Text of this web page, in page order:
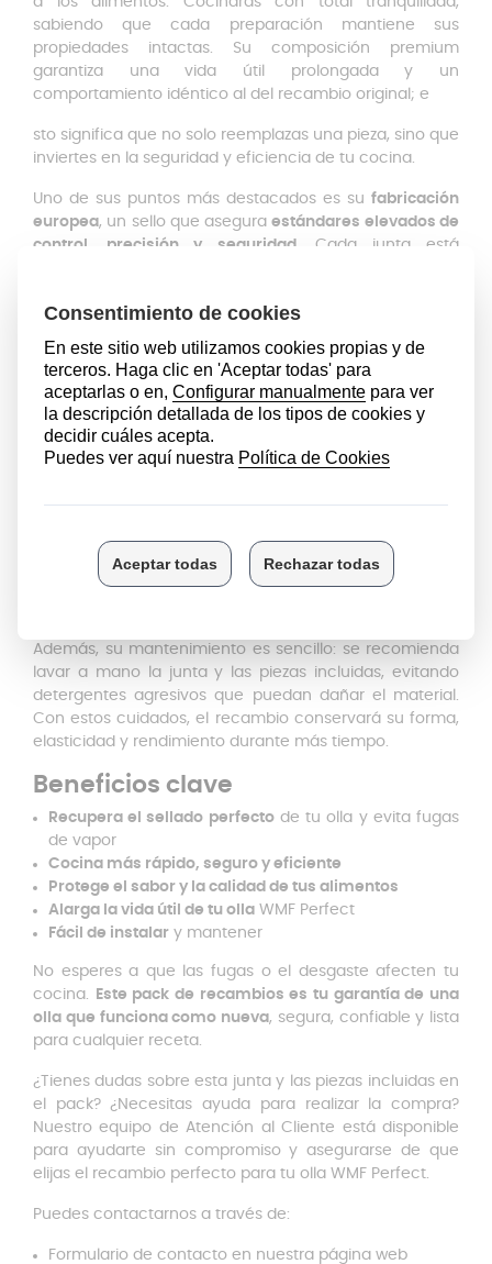
sabiendo que cada preparación mantiene sus
propiedades intactas. Su composición premium
garantiza una vida útil prolongada y un
comportamiento idéntico al del recambio original; e
sto significa que no solo reemplazas una pieza, sino que
inviertes en la seguridad y eficiencia de tu cocina.
Uno de sus puntos más destacados es su fabricación
europea, un sello que aseguraestándares elevados de
control, precisión y seguridad. Cada junta está
máximo rendimiento incluso con un uso diario
buscas una opción robusta, fiable y que alargue la vida
de tu olla, este pack es tu mejor aliado.
Para mantener tu olla funcionando como el primer día,
es esencial sustituir tanto la junta como las membranas
y juntas indicadoras de presión de forma periódica.
Con el uso, estos componentes pueden volverse
necesario para preparar tus platos. Cambiarlos a
tiempo no solo mejora la seguridad, sino que también
te permite ahorrar energía y evitar averías más
Además, su mantenimiento es sencillo: se recomienda
lavar a mano la junta y las piezas incluidas, evitando
detergentes agresivos que puedan dañar el material.
Con estos cuidados, el recambio conservará su forma,
elasticidad y rendimiento durante más tiempo.
Beneficios clave
Recupera el sellado perfectode tu olla y evita fugas
de vapor
Cocina más rápido, seguro y eficiente
Protege el sabor y la calidad de tus alimentos
Alarga la vida útil de tu olla WMF Perfect
Fácil de instalar y mantener
No esperes a que las fugas o el desgaste afecten tu
cocina.
Este pack de recambios es tu garantía de una
olla que funciona como nueva, segura, confiable y lista
para cualquier receta.
¿Tienes dudas sobre esta junta y las piezas incluidas en
el pack? ¿Necesitas ayuda para realizar la compra?
Nuestro equipo de Atención al Cliente está disponible
para ayudarte sin compromiso y asegurarse de que
elijas el recambio perfecto para tu olla WMF Perfect.
Puedes contactarnos a través de:
Formulario de contacto en nuestra página web